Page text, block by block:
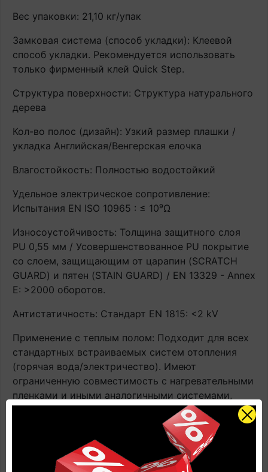
Вес упаковки: 21,10 кг/упак
Замковая система (способ укладки): Клеевой
способ укладки. Рекомендуется использовать
только фирменный клей Quick Step.
Структура поверхности: Структура натурального
дерева
Кол-во полос (дизайн): Узкий размер плашки /
укладка Английская/Венгерская елочка
Влагостойкость: Полностью водостойкий
Удельное электрическое сопротивление:
Испытания EN ISO 10965 : ≤ 10⁹Ω
Износоустойчивость: Толщина защитного слоя
PU 0,55 мм / Усовершенствованное PU покрытие
со слоем, защищающим от царапин (SCRATCH
GUARD) и пятен (STAIN GUARD) / EN 13329 - Annex
E: >2000 оборотов.
Антистатичность: Стандарт EN 1815: <2 kV
Применение с теплым полом: Подходит для всех
стандартных встраиваемых систем отопления
(горячая вода/электричество). Имеют
ограниченную совместимость с нагревательными
пленками и иными аналогичными системами,
располагающимися поверх чернового пола.
Контактная температура ≤ 27°C. ВАЖНО! При
эксплуатации напольного покрытия с системами
подогрева строго соблюдать инструкцию по
применению напольного покрытия. В противном